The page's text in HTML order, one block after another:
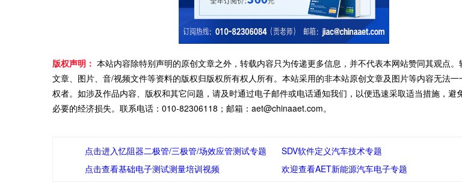
版权声明： 本站内容除特别声明的原创文章之外，转载内容只为传递更多信息，并不代表本网站赞同其观点。
文章、图片、音/视频文件等资料的版权归版权所有权人所有。本站采用的非本站原创文章及图片等内容无法一
权者。如涉及作品内容、版权和其它问题，请及时通过电子邮件或电话通知我们，以便迅速采取适当措施，避
必要的经济损失。联系电话：010-82306118；邮箱：aet@chinaaet.com。
点击进入忆阻器二极管/三极管/场效应管测试专题
SDV软件定义汽车技术专题
点击查看基础电子测试测量培训视频
欢迎查看AET新能源汽车电子专题